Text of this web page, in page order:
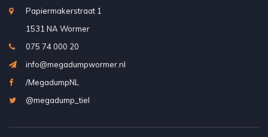
Papiermakerstraat 1
1531 NA Wormer
075 74 000 20
info@megadumpwormer.nl
/MegadumpNL
@megadump_tiel